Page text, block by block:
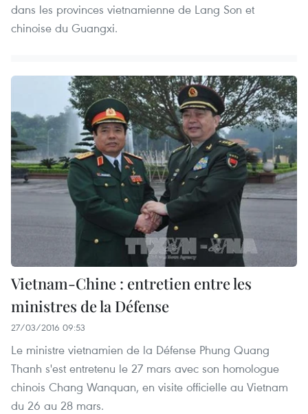
dans les provinces vietnamienne de Lang Son et
chinoise du Guangxi.
Vietnam-Chine : entretien entre les
ministres de la Défense
27/03/2016 09:53
Le ministre vietnamien de la Défense Phung Quang
Thanh s'est entretenu le 27 mars avec son homologue
chinois Chang Wanquan, en visite officielle au Vietnam
du 26 au 28 mars.